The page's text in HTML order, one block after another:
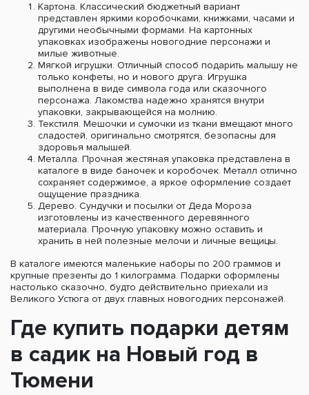
Картона. Классический бюджетный вариант
представлен яркими коробочками, книжками, часами и
другими необычными формами. На картонных
упаковках изображены новогодние персонажи и
милые животные.
Мягкой игрушки. Отличный способ подарить малышу не
только конфеты, но и нового друга. Игрушка
выполнена в виде символа года или сказочного
персонажа. Лакомства надежно хранятся внутри
упаковки, закрывающейся на молнию.
Текстиля. Мешочки и сумочки из ткани вмещают много
сладостей, оригинально смотрятся, безопасны для
здоровья малышей.
Металла. Прочная жестяная упаковка представлена в
каталоге в виде баночек и коробочек. Металл отлично
сохраняет содержимое, а яркое оформление создает
ощущение праздника.
Дерево. Сундучки и посылки от Деда Мороза
изготовлены из качественного деревянного
материала. Прочную упаковку можно оставить и
хранить в ней полезные мелочи и личные вещицы.
В каталоге имеются маленькие наборы по 200 граммов и
крупные презенты до 1 килограмма. Подарки оформлены
настолько сказочно, будто действительно приехали из
Великого Устюга от двух главных новогодних персонажей.
Где купить подарки детям
в садик на Новый год в
Тюмени